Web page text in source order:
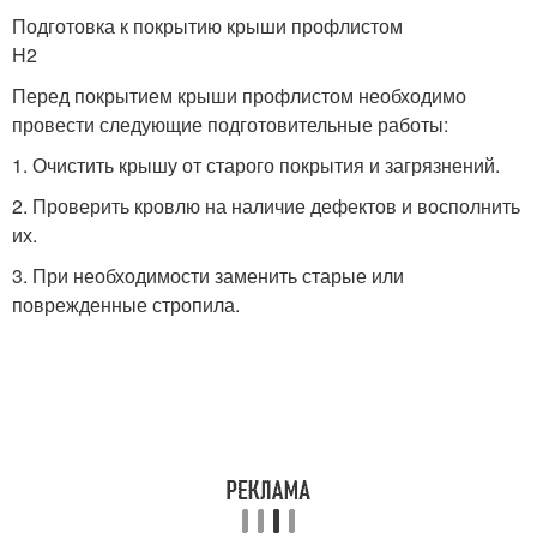
Подготовка к покрытию крыши профлистом
H2
Перед покрытием крыши профлистом необходимо
провести следующие подготовительные работы:
1. Очистить крышу от старого покрытия и загрязнений.
2. Проверить кровлю на наличие дефектов и восполнить
их.
3. При необходимости заменить старые или
поврежденные стропила.